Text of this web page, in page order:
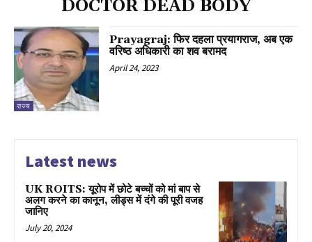
DOCTOR DEAD BODY
राज्य
Prayagraj: फिर दहला प्रयागराज, अब एक
वरिष्ठ अधिकारी का शव बरामद
April 24, 2023
Latest news
UK ROITS: यूरोप में छोटे बच्चों को मां बाप से
अलग करने का कानून, लीड्स में दंगे की पूरी वजह
जानिए
July 20, 2024